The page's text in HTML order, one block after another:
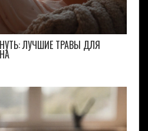
ЛУЧШИЕ ТРАВЫ ДЛЯ